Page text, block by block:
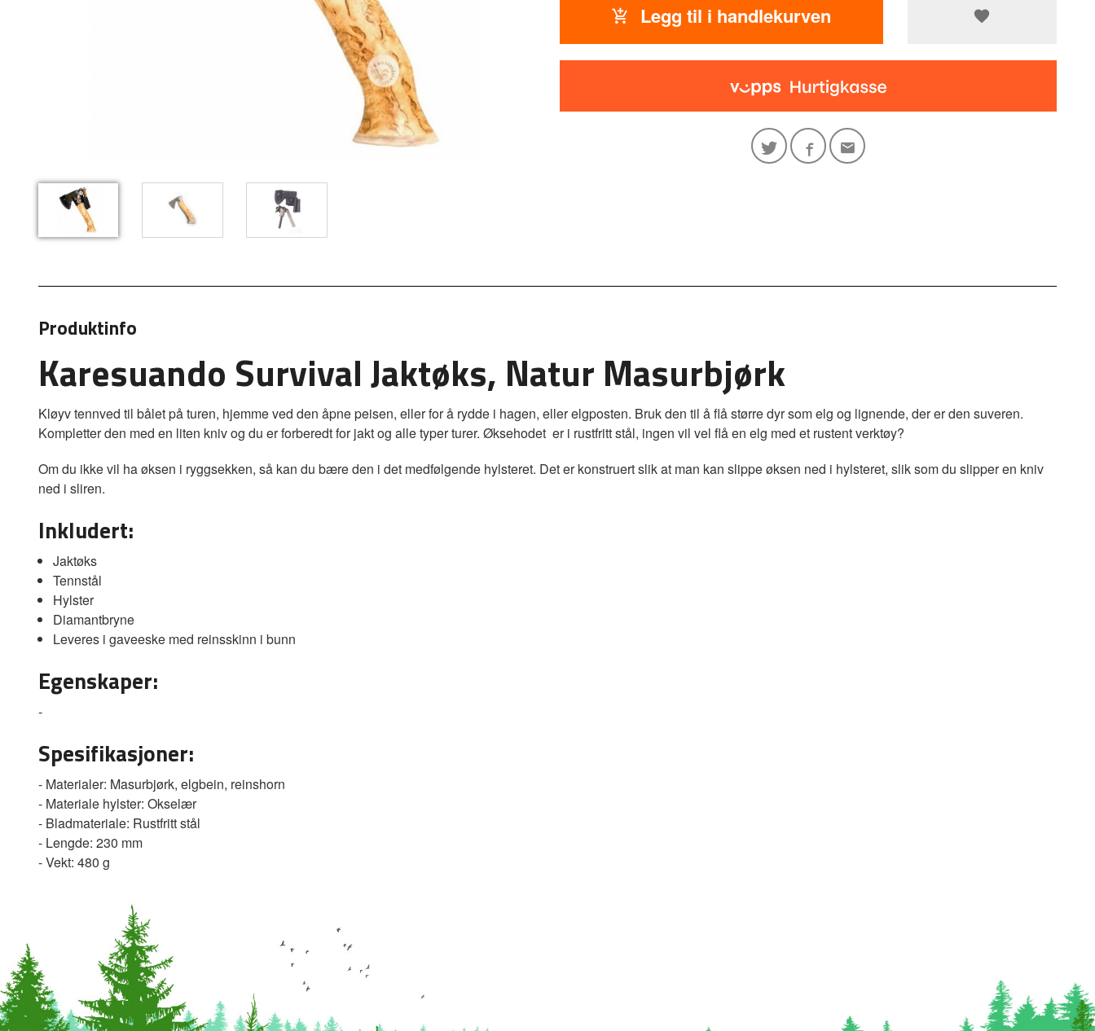
Legg til i handlekurven
Produktinfo
Karesuando Survival Jaktøks, Natur Masurbjørk
Kløyv tennved til bålet på turen, hjemme ved den åpne peisen, eller for å rydde i hagen, eller elgposten. Bruk den til å flå større dyr som elg og lignende, der er den suveren.
Kompletter den med en liten kniv og du er forberedt for jakt og alle typer turer. Øksehodet er i rustfritt stål, ingen vil vel flå en elg med et rustent verktøy?
Om du ikke vil ha øksen i ryggsekken, så kan du bære den i det medfølgende hylsteret. Det er konstruert slik at man kan slippe øksen ned i hylsteret, slik som du slipper en kniv
ned i sliren.
Inkludert:
Jaktøks
Tennstål
Hylster
Diamantbryne
Leveres i gaveeske med reinsskinn i bunn
Egenskaper:
-
Spesifikasjoner:
- Materialer: Masurbjørk, elgbein, reinshorn
- Materiale hylster: Okselær
- Bladmateriale: Rustfritt stål
- Lengde: 230 mm
- Vekt: 480 g